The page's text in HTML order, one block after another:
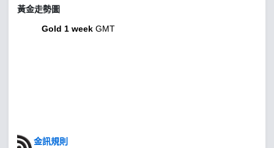
黃金走勢圖
Gold 1 week GMT
金訊規則